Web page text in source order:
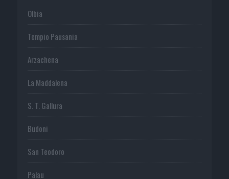
Olbia
Tempio Pausania
Arzachena
La Maddalena
S. T. Gallura
Budoni
San Teodoro
Palau